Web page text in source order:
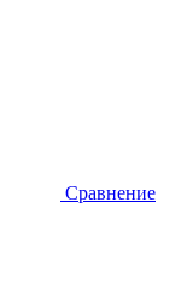
Сравнение